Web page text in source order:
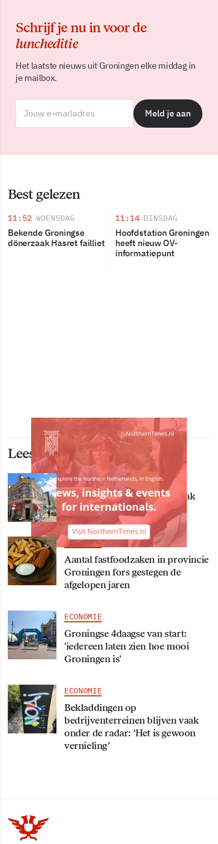
Schrijf je nu in voor de
luncheditie
Het laatste nieuws uit Groningen elke middag in
je mailbox.
Meld je aan
Best gelezen
11:52 WOENSDAG
Bekende Groningse
dönerzaak Hasret failliet
11:14 DINSDAG
Hoofdstation Groningen
heeft nieuw OV-
informatiepunt
Lees ook deze artikelen
ECONOMIE
Bekende Groningse dönerzaak
Hasret failliet
ECONOMIE
Aantal fastfoodzaken in provincie
Groningen fors gestegen de
afgelopen jaren
ECONOMIE
Groningse 4daagse van start:
'iedereen laten zien hoe mooi
Groningen is'
ECONOMIE
Bekladdingen op
bedrijventerreinen blijven vaak
onder de radar: ‘Het is gewoon
vernieling’